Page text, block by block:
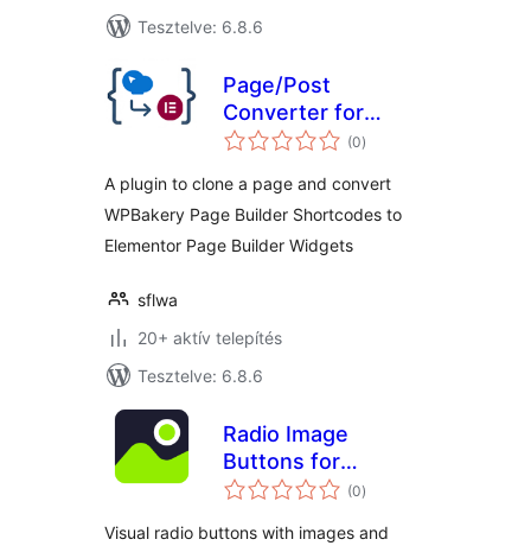
Tesztelve: 6.8.6
Page/Post
Converter for
WPBakery to(0értékelés
összesen
)
A plugin to clone a page and convert
WPBakery Page Builder Shortcodes to
Elementor Page Builder Widgets
sflwa
20+ aktív telepítés
Tesztelve: 6.8.6
Radio Image
Buttons for
Elementor & CF7
(0értékelés
összesen
)
Visual radio buttons with images and